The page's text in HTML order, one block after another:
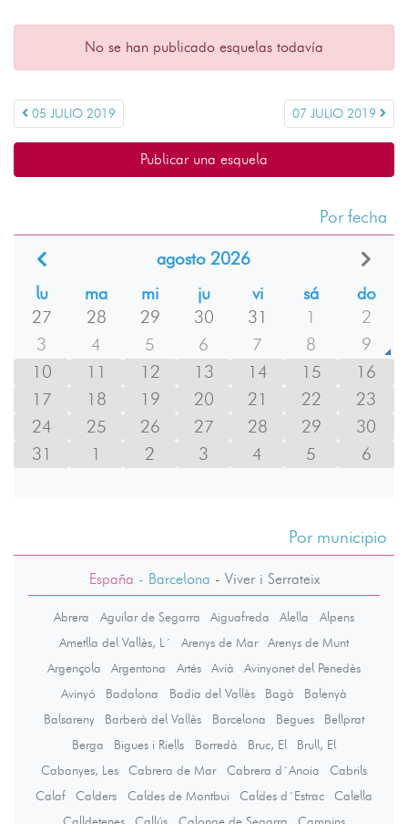
No se han publicado esquelas todavía
05 JULIO 2019 07 JULIO 2019
Publicar una esquela
Por fecha
agosto 2026
lu
ma mi ju vi sá
do
27
28 29 30 31 1
2
3
4 5 6 7 8
9
10
11 12 13 14 15
16
17
18 19 20 21 22
23
24
25 26 27 28 29
30
31
1 2 3 4 5 6
Por municipio
España - Barcelona - Viver i Serrateix
Abrera Aguilar de Segarra Aiguafreda Alella
Alpens
Ametlla del Vallès, L´
Arenys de Mar
Arenys de Munt
Argençola
Argentona Artés Avià
Avinyonet del Penedès
Avinyó
Badalona Badia del Vallès Bagà
Balenyà
Balsareny
Barberà del Vallès Barcelona Begues
Bellprat
Berga
Bigues i Riells Borredà Bruc, El
Brull, El
Cabanyes, Les
Cabrera de Mar Cabrera d´Anoia
Cabrils
Calaf
Calders Caldes de Montbui Caldes d´Estrac
Calella